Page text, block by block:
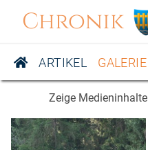
Chronik
ARTIKEL GALERIE
Zeige Medieninhalte